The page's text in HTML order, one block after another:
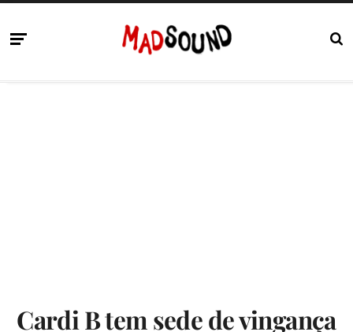
Cardi B tem sede de vingança